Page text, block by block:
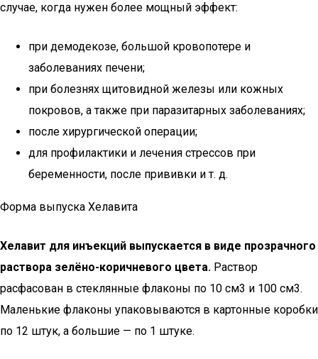
случае, когда нужен более мощный эффект:
при демодекозе, большой кровопотере и
заболеваниях печени;
при болезнях щитовидной железы или кожных
покровов, а также при паразитарных заболеваниях;
после хирургической операции;
для профилактики и лечения стрессов при
беременности, после прививки и т. д.
Форма выпуска Хелавита
Хелавит для инъекций выпускается в виде прозрачного
раствора зелёно-коричневого цвета. Раствор
расфасован в стеклянные флаконы по 10 см3 и 100 см3.
Маленькие флаконы упаковываются в картонные коробки
по 12 штук, а большие — по 1 штуке.